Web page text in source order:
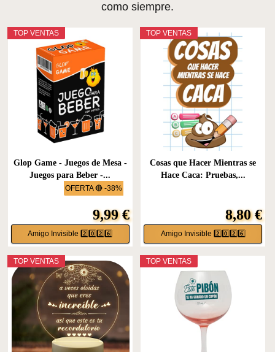
como siempre.
OFERTA 🔴 -38%
TOP VENTAS
Glop Game - Juegos de Mesa -
Juegos para Beber -...
9,99 €
Amigo Invisible 2️⃣0️⃣2️⃣6️⃣
TOP VENTAS
Cosas que Hacer Mientras se
Hace Caca: Pruebas,...
8,80 €
Amigo Invisible 2️⃣0️⃣2️⃣6️⃣
TOP VENTAS TOP VENTAS